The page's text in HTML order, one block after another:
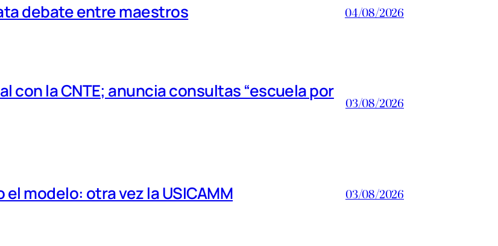
debate entre maestros 04/08/2026
la CNTE; anuncia consultas “escuela por
03/08/2026
modelo: otra vez la USICAMM 03/08/2026